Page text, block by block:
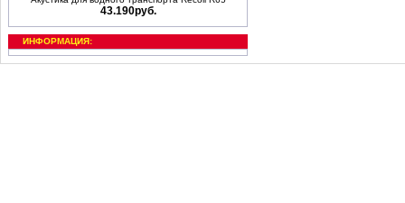
43.190руб.
ИНФОРМАЦИЯ: